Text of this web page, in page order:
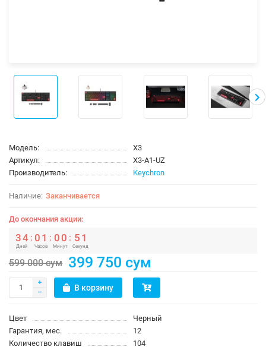
Модель:
X3
Артикул:
X3-A1-UZ
Производитель:
Keychron
Заканчивается
До окончания акции:
34
Дней
: 0 1
Часов
: 0 0
Минут
: 5 1
Секунд
599 000 сум 399 750 сум
В корзину
Цвет
Черный
Гарантия, мес.
12
Количество клавиш
104